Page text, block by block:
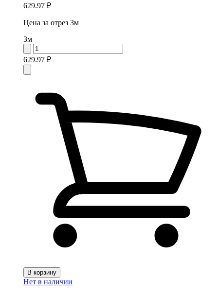
629.97 ₽
Цена за отрез 3м
3м
629.97 ₽
В корзину
Нет в наличии